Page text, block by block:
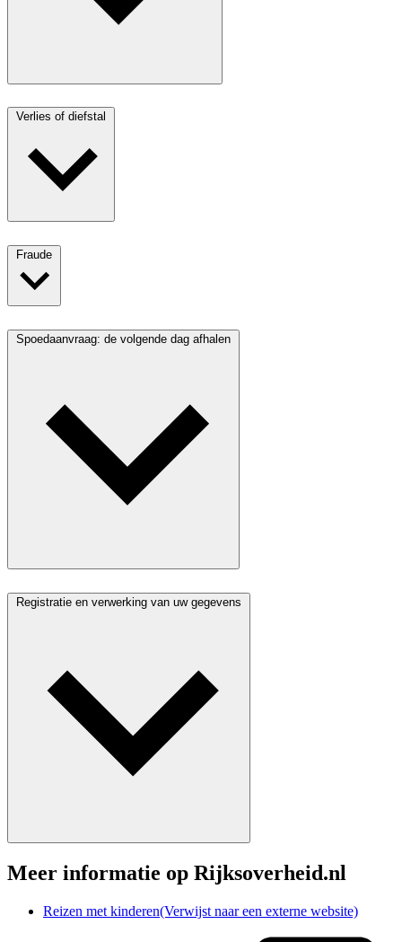
Verlies of diefstal
Fraude
Spoedaanvraag: de volgende dag afhalen
Registratie en verwerking van uw gegevens
Meer informatie op Rijksoverheid.nl
Reizen met kinderen(Verwijst naar een externe website)